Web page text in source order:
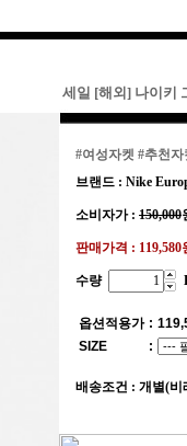
세일 [해외] 나이키
#여성자켓 #추천자
브랜드 : Nike
소비자가 : 150,000
판매가격 : 119,580
수량
옵션적용가 :
SIZE
:
배송조건 : 개별(비